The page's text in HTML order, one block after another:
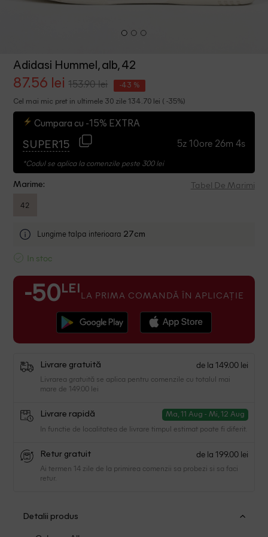
Adidasi Hummel, alb, 42
87.56 lei 153.90 lei -43 %
Cel mai mic pret in ultimele 30 zile 134.70 lei ( -35%)
Cumpara cu -15% EXTRA
SUPER15 5z 10ore 26m 4s
*Codul se aplica la comenzile peste 300 lei
Marime: Tabel De Marimi
42
Lungime talpa interioara 27cm
In stoc
-50 LEI LA PRIMA COMANDĂ ÎN APLICAȚIE
Livrare gratuită de la 149.00 lei
Livrarea gratuită se aplica pentru comenzile cu totalul mai
mare de 149.00 lei
Livrare rapidă Ma, 11 Aug - Mi, 12 Aug
In functie de localitatea de livrare timpul estimat poate fi diferit.
Retur gratuit de la 199.00 lei
Ai termen 14 zile de la primirea comenzii sa probezi si sa faci
retur.
Detalii produs